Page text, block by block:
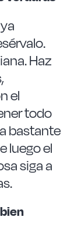
Haz
el
todo
bastante
luego el
siga a